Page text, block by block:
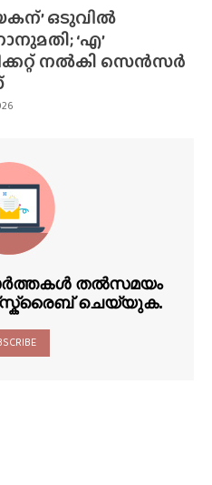
ഒടുവിൽ
‘എ’
നൽകി സെൻസർ
തൽസമയം
ചെയ്യുക.